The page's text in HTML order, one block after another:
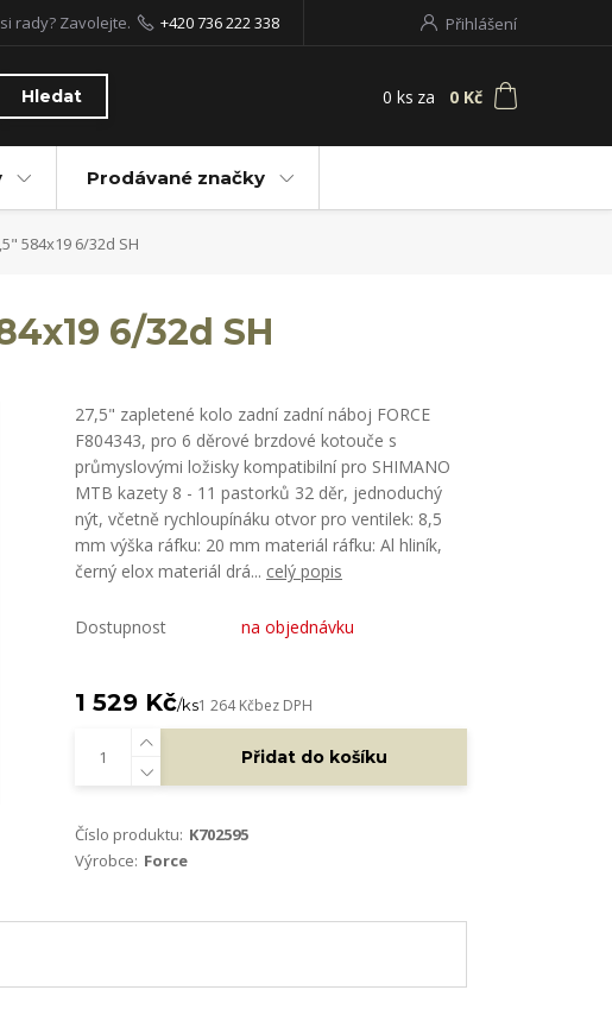
Přihlášení
Hledat
rady? Zavolejte. +420 736 222 338
0 ks za 0 Kč
Prodávané značky
584x19 6/32d SH
6/32d SH
27,5" zapletené kolo zadní zadní náboj FORCE
F804343, pro 6 děrové brzdové kotouče s
průmyslovými ložisky kompatibilní pro SHIMANO
MTB kazety 8 - 11 pastorků 32 děr, jednoduchý
nýt, včetně rychloupínáku otvor pro ventilek: 8,5
mm výška ráfku: 20 mm materiál ráfku: Al hliník,
černý elox materiál drá... celý popis
Dostupnost na objednávku
1 529 Kč/ks1 264 Kčbez DPH
Přidat do košíku
Číslo produktu: K702595
Výrobce: Force